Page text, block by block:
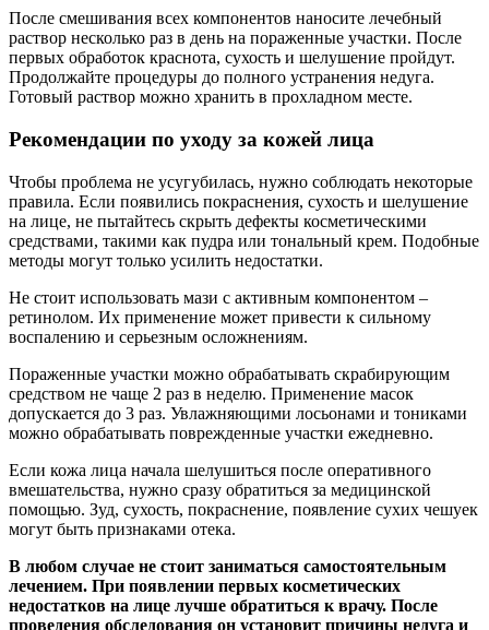
После смешивания всех компонентов наносите лечебный
раствор несколько раз в день на пораженные участки. После
первых обработок краснота, сухость и шелушение пройдут.
Продолжайте процедуры до полного устранения недуга.
Готовый раствор можно хранить в прохладном месте.
Рекомендации по уходу за кожей лица
Чтобы проблема не усугубилась, нужно соблюдать некоторые
правила. Если появились покраснения, сухость и шелушение
на лице, не пытайтесь скрыть дефекты косметическими
средствами, такими как пудра или тональный крем. Подобные
методы могут только усилить недостатки.
Не стоит использовать мази с активным компонентом –
ретинолом. Их применение может привести к сильному
воспалению и серьезным осложнениям.
Пораженные участки можно обрабатывать скрабирующим
средством не чаще 2 раз в неделю. Применение масок
допускается до 3 раз. Увлажняющими лосьонами и тониками
можно обрабатывать поврежденные участки ежедневно.
Если кожа лица начала шелушиться после оперативного
вмешательства, нужно сразу обратиться за медицинской
помощью. Зуд, сухость, покраснение, появление сухих чешуек
могут быть признаками отека.
В любом случае не стоит заниматься самостоятельным
лечением. При появлении первых косметических
недостатков на лице лучше обратиться к врачу. После
проведения обследования он установит причины недуга и